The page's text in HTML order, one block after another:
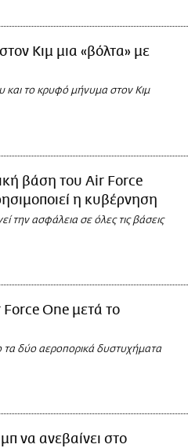
Κιμ μια «βόλτα» με
και το κρυφό μήνυμα στον Κιμ
βάση του Air Force
η κυβέρνηση
την ασφάλεια σε όλες τις βάσεις
One μετά το
τα δύο αεροπορικά δυστυχήματα
να ανεβαίνει στο